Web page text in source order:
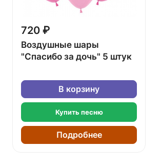
720 ₽
Воздушные шары
"Спасибо за дочь" 5 штук
В корзину
Купить песню
Подробнее